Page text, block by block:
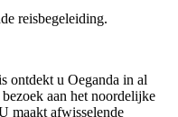
reisbegeleiding.
ontdekt u Oeganda in al
aan het noordelijke
maakt afwisselende